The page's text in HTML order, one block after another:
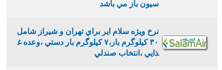
سيون باز مي باشد
نرخ ويژه سلام اير براي تهران و شيراز شامل
٣٠ كيلوگرم بار،٧ كيلوگرم بار دستي ،وعده غ
ذايي ،انتخاب صندلي